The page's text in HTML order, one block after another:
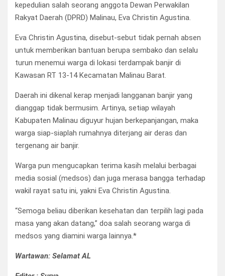
kepedulian salah seorang anggota Dewan Perwakilan
Rakyat Daerah (DPRD) Malinau, Eva Christin Agustina.
Eva Christin Agustina, disebut-sebut tidak pernah absen
untuk memberikan bantuan berupa sembako dan selalu
turun menemui warga di lokasi terdampak banjir di
Kawasan RT 13-14 Kecamatan Malinau Barat.
Daerah ini dikenal kerap menjadi langganan banjir yang
dianggap tidak bermusim. Artinya, setiap wilayah
Kabupaten Malinau diguyur hujan berkepanjangan, maka
warga siap-siaplah rumahnya diterjang air deras dan
tergenang air banjir.
Warga pun mengucapkan terima kasih melalui berbagai
media sosial (medsos) dan juga merasa bangga terhadap
wakil rayat satu ini, yakni Eva Christin Agustina.
“Semoga beliau diberikan kesehatan dan terpilih lagi pada
masa yang akan datang,” doa salah seorang warga di
medsos yang diamini warga lainnya.*
Wartawan: Selamat AL